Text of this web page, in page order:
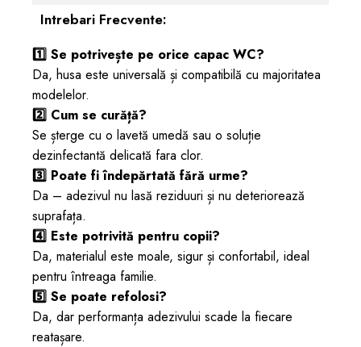
Intrebari Frecvente:
1️⃣ Se potrivește pe orice capac WC?
Da, husa este universală și compatibilă cu majoritatea
modelelor.
2️⃣ Cum se curăță?
Se șterge cu o lavetă umedă sau o soluție
dezinfectantă delicată fara clor.
3️⃣ Poate fi îndepărtată fără urme?
Da – adezivul nu lasă reziduuri și nu deteriorează
suprafața.
4️⃣ Este potrivită pentru copii?
Da, materialul este moale, sigur și confortabil, ideal
pentru întreaga familie.
5️⃣ Se poate refolosi?
Da, dar performanța adezivului scade la fiecare
reatașare.